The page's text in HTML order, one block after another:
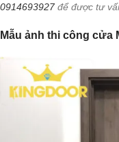
0914693927để được tư
Mẫu ảnh thi công cửa